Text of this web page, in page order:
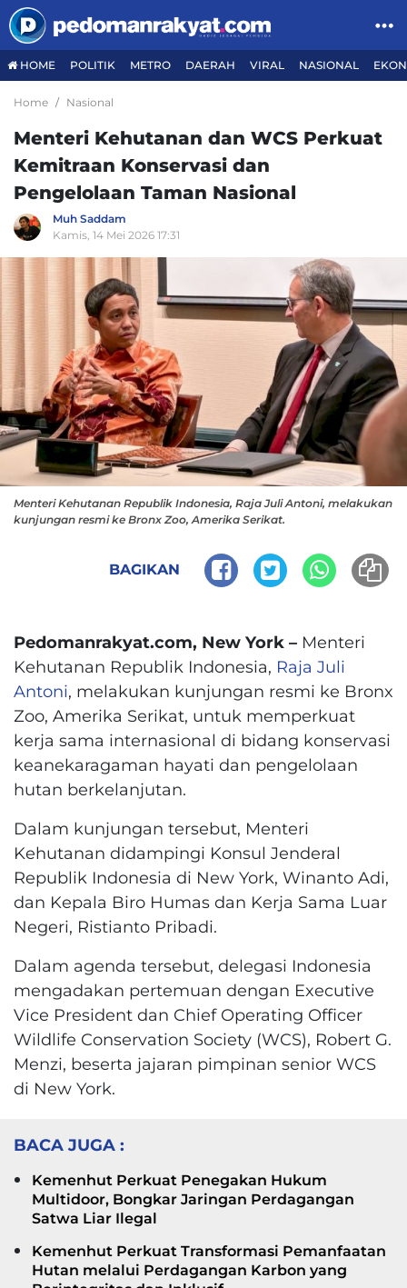
HOME POLITIK METRO DAERAH VIRAL NASIONAL
Home Nasional
Menteri Kehutanan dan WCS Perkuat
Kemitraan Konservasi dan
Pengelolaan Taman Nasional
Muh Saddam
Kamis, 14 Mei 2026 17:31
Menteri Kehutanan Republik Indonesia, Raja Juli Antoni, melakukan
kunjungan resmi ke Bronx Zoo, Amerika Serikat.
BAGIKAN
Pedomanrakyat.com, New York – Menteri
Kehutanan Republik Indonesia, Raja Juli
Antoni, melakukan kunjungan resmi ke Bronx
Zoo, Amerika Serikat, untuk memperkuat
kerja sama internasional di bidang konservasi
keanekaragaman hayati dan pengelolaan
hutan berkelanjutan.
Dalam kunjungan tersebut, Menteri
Kehutanan didampingi Konsul Jenderal
Republik Indonesia di New York, Winanto Adi,
dan Kepala Biro Humas dan Kerja Sama Luar
Negeri, Ristianto Pribadi.
Dalam agenda tersebut, delegasi Indonesia
mengadakan pertemuan dengan Executive
Vice President dan Chief Operating Officer
Wildlife Conservation Society (WCS), Robert G.
Menzi, beserta jajaran pimpinan senior WCS
di New York.
BACA JUGA :
Kemenhut Perkuat Penegakan Hukum
Multidoor, Bongkar Jaringan Perdagangan
Satwa Liar Ilegal
Kemenhut Perkuat Transformasi Pemanfaatan
Hutan melalui Perdagangan Karbon yang